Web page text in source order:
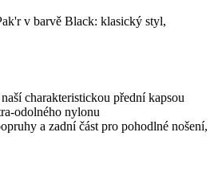
v barvě Black: klasický styl,
charakteristickou přední kapsou
odolného nylonu
a zadní část pro pohodlné nošení,